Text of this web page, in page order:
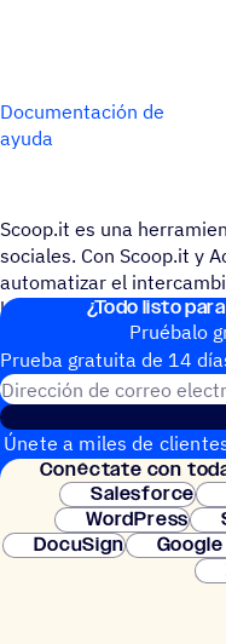
Documentación de
ayuda
Scoop.it es una
sociales. Con Scoop.it y
automatizar el
blogs, boletines y redes
¿Todo listo
Pruébalo
Prueba gratuita de 14
Únete a miles de
Conéc­tate con
Salesforce
WordPress
DocuSign